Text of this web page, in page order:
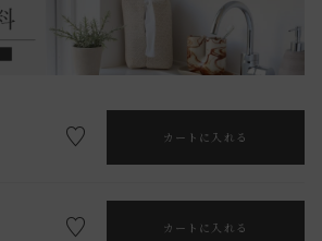
カートに入れる
カートに入れる